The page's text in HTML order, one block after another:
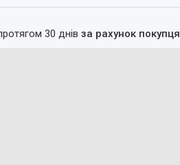
30 днівза рахунок покупця